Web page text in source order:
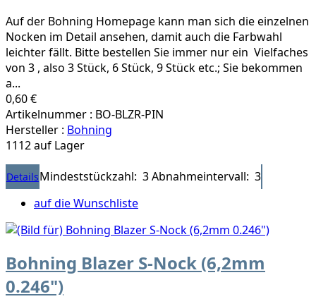
Auf der Bohning Homepage kann man sich die einzelnen
Nocken im Detail ansehen, damit auch die Farbwahl
leichter fällt. Bitte bestellen Sie immer nur ein Vielfaches
von 3 , also 3 Stück, 6 Stück, 9 Stück etc.; Sie bekommen
a...
0,60 €
Artikelnummer : BO-BLZR-PIN
Hersteller : Bohning
1112 auf Lager
DetailsMindeststückzahl: 3Abnahmeintervall: 3
auf die Wunschliste
Bohning Blazer S-Nock (6,2mm
0.246")